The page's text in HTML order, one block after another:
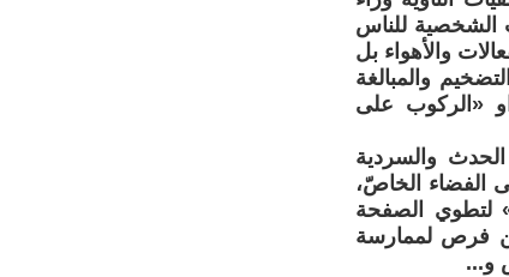
الشخصية للناس
والأهواء بل
والمبالغة
او «الركوب على
الحدث والسردية
الفضاء الخاصّ،
لتطوي الصفحة
فرص لممارسة
و...